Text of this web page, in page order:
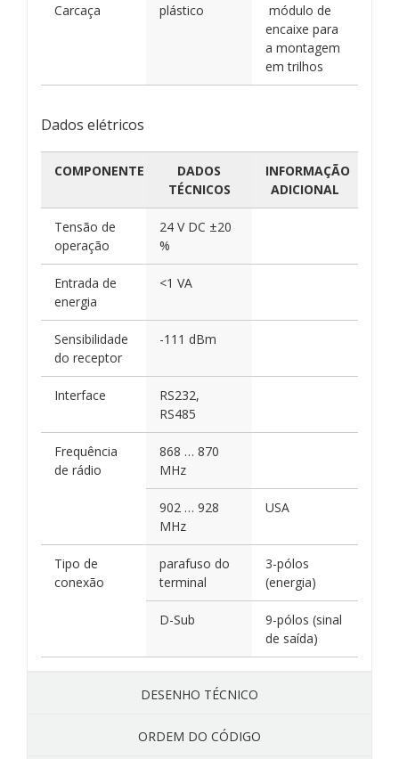
Carcaça plástico
módulo de
encaixe para
a montagem
em trilhos
Dados elétricos
COMPONENTE
DADOS
TÉCNICOS
INFORMAÇÃO
ADICIONAL
Tensão de
operação
24 V DC ±20
%
Entrada de
energia
<1 VA
Sensibilidade
do receptor
-111 dBm
Interface
RS232,
RS485
Frequência
de rádio
868 … 870
MHz
902 … 928
MHz
USA
Tipo de
conexão
parafuso do
terminal
3-pólos
(energia)
D-Sub
9-pólos (sinal
de saída)
DESENHO TÉCNICO
ORDEM DO CÓDIGO